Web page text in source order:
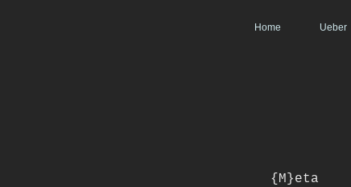
Home Ueber
{M}eta